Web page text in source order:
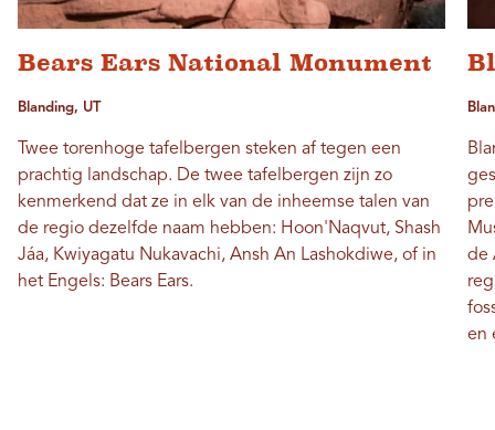
Bears Ears National Monument
Blanding, UT
Twee torenhoge tafelbergen steken af ​​tegen een
prachtig landschap. De twee tafelbergen zijn zo
kenmerkend dat ze in elk van de inheemse talen van
de regio dezelfde naam hebben: Hoon'Naqvut, Shash
Jáa, Kwiyagatu Nukavachi, Ansh An Lashokdiwe, of in
het Engels: Bears Ears.
de
en